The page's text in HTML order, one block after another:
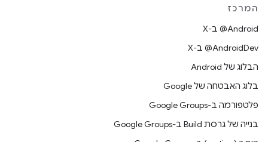
המרכז
‫‎@Android ב-X
‫‎@AndroidDev ב-X
הבלוג של Android
בלוג האבטחה של Google
פלטפורמה ב-Google Groups
בנייה של גרסת Build ב-Google Groups